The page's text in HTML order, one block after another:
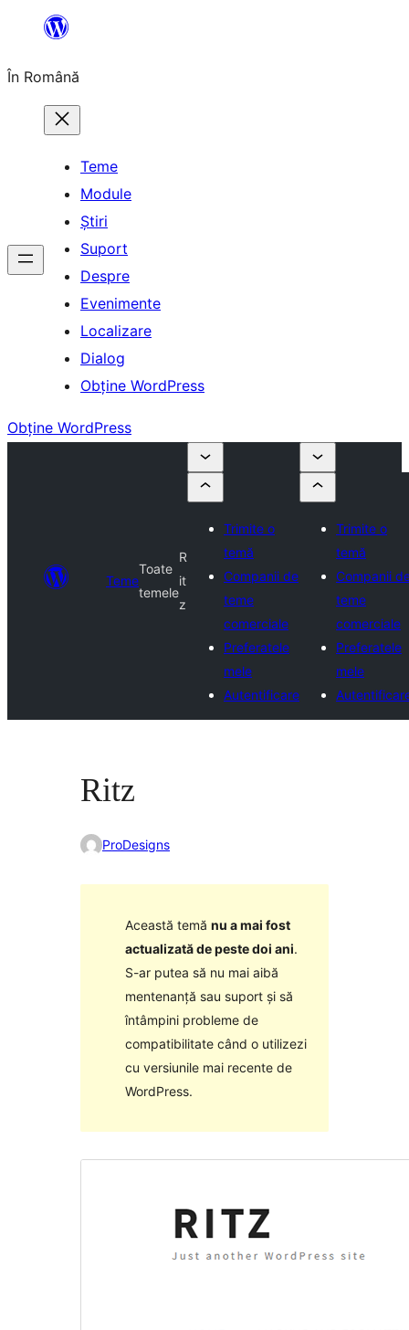
conținut
În Română
Teme
Module
Știri
Suport
Despre
Evenimente
Localizare
Dialog
Obține WordPress
Obține WordPress
Teme
Toate
temele
R
it
z
Trimite o
temă
Companii de
teme
comerciale
Preferatele
mele
Autentificare
Trimite o
temă
Companii
teme
comerciale
Preferatele
mele
Ritz
ProDesigns
Această temă nu a mai fost
actualizată de peste doi ani.
S-ar putea să nu mai aibă
mentenanță sau suport și să
întâmpini probleme de
compatibilitate când o utilizezi
cu versiunile mai recente de
WordPress.